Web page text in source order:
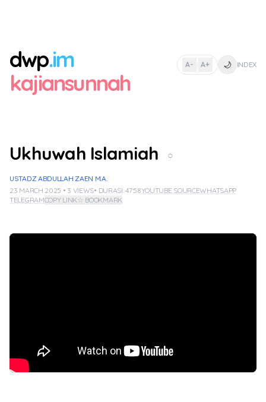
dwp.im
kajiansunnah
A- | A+ 🌙 INDEX
Ukhuwah Islamiah ○
USTADZ ABDULLAH ZAEN M.A.
23 MARCH 2025 • 3 VIEWS• DURASI: 47:58YOUTUBE SOURCEWHATSAPP
TELEGRAMCOPY LINK☆ BOOKMARK